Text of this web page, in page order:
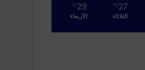
27
℃
الثلاثاء
29
℃
الأربعاء